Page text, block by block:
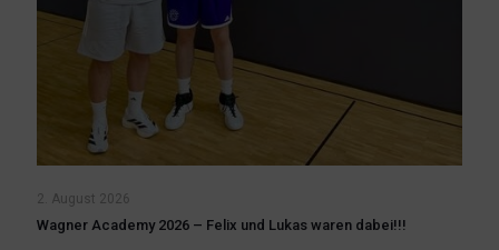
2. August 2026
Wagner Academy 2026 – Felix und Lukas waren dabei!!!